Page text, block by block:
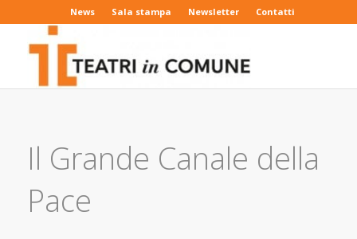
News Sala stampa Newsletter Contatti
Il Grande Canale della
Pace